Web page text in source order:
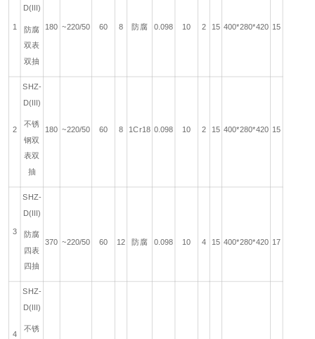
1
D(III)
防腐
双表
双抽
180 ~220/50 60 8 防腐 0.098 10 2 15 400*280*420 15
2
SHZ-
D(III)
不锈
钢双
表双
抽
180 ~220/50 60 8 1Cr18 0.098 10 2 15 400*280*420 15
3
SHZ-
D(III)
防腐
四表
四抽
370 ~220/50 60 12 防腐 0.098 10 4 15 400*280*420 17
4
SHZ-
D(III)
不锈